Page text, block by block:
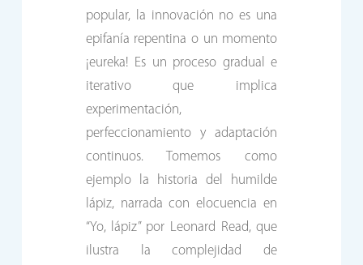
popular, la innovación no es una
epifanía repentina o un momento
¡eureka! Es un proceso gradual e
iterativo que implica
experimentación,
perfeccionamiento y adaptación
continuos. Tomemos como
ejemplo la historia del humilde
lápiz, narrada con elocuencia en
“Yo, lápiz” por Leonard Read, que
ilustra la complejidad de